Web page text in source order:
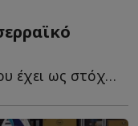
Το ρόστερ της νέας σεζόν, όπου έχει ως στόχο την άμεση ε...